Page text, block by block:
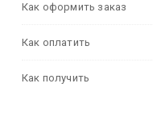
Как оформить заказ
Как оплатить
Как получить